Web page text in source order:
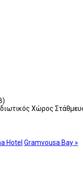
Χώρος
Hotel Gramvousa Bay »